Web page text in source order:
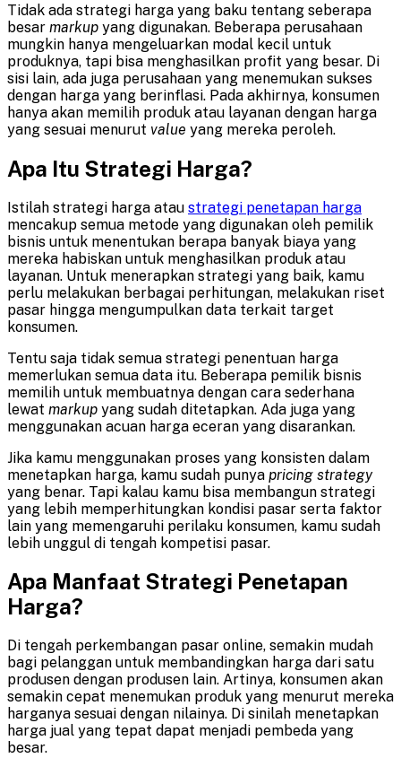
Tidak ada strategi harga yang baku tentang seberapa
besar markup yang digunakan. Beberapa perusahaan
mungkin hanya mengeluarkan modal kecil untuk
produknya, tapi bisa menghasilkan profit yang besar. Di
sisi lain, ada juga perusahaan yang menemukan sukses
dengan harga yang berinflasi. Pada akhirnya, konsumen
hanya akan memilih produk atau layanan dengan harga
yang sesuai menurut value yang mereka peroleh.
Apa Itu Strategi Harga?
Istilah strategi harga atau strategi penetapan harga
mencakup semua metode yang digunakan oleh pemilik
bisnis untuk menentukan berapa banyak biaya yang
mereka habiskan untuk menghasilkan produk atau
layanan. Untuk menerapkan strategi yang baik, kamu
perlu melakukan berbagai perhitungan, melakukan riset
pasar hingga mengumpulkan data terkait target
konsumen.
Tentu saja tidak semua strategi penentuan harga
memerlukan semua data itu. Beberapa pemilik bisnis
memilih untuk membuatnya dengan cara sederhana
lewat markup yang sudah ditetapkan. Ada juga yang
menggunakan acuan harga eceran yang disarankan.
Jika kamu menggunakan proses yang konsisten dalam
menetapkan harga, kamu sudah punya pricing strategy
yang benar. Tapi kalau kamu bisa membangun strategi
yang lebih memperhitungkan kondisi pasar serta faktor
lain yang memengaruhi perilaku konsumen, kamu sudah
lebih unggul di tengah kompetisi pasar.
Apa Manfaat Strategi Penetapan
Harga?
Di tengah perkembangan pasar online, semakin mudah
bagi pelanggan untuk membandingkan harga dari satu
produsen dengan produsen lain. Artinya, konsumen akan
semakin cepat menemukan produk yang menurut mereka
harganya sesuai dengan nilainya. Di sinilah menetapkan
harga jual yang tepat dapat menjadi pembeda yang
besar.